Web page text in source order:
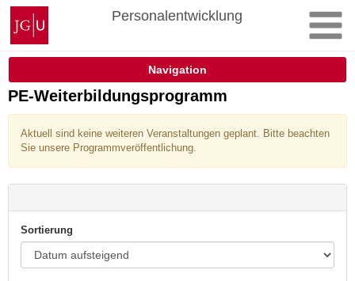
Zum
Inhalt
springen
Johannes
Gutenberg-
Universität
Personalentwicklung
Navigation
PE-Weiterbildungsprogramm
Aktuell sind keine weiteren Veranstaltungen geplant. Bitte beachten
Sie unsere Programmveröffentlichung.
Sortierung